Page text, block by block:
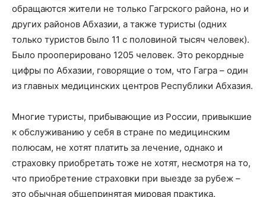
обращаются жители не только Гагрского района, но и
других районов Абхазии, а также туристы (одних
только туристов было 11 с половиной тысяч человек).
Было прооперировано 1205 человек. Это рекордные
цифры по Абхазии, говорящие о том, что Гагра – один
из главных медицинских центров Республики Абхазия.
Многие туристы, прибывающие из России, привыкшие
к обслуживанию у себя в стране по медицинским
полюсам, не хотят платить за лечение, однако и
страховку приобретать тоже не хотят, несмотря на то,
что приобретение страховки при выезде за рубеж –
это обычная общепринятая мировая практика.